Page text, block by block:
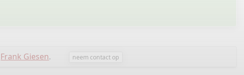
Frank Giesen. neem contact op